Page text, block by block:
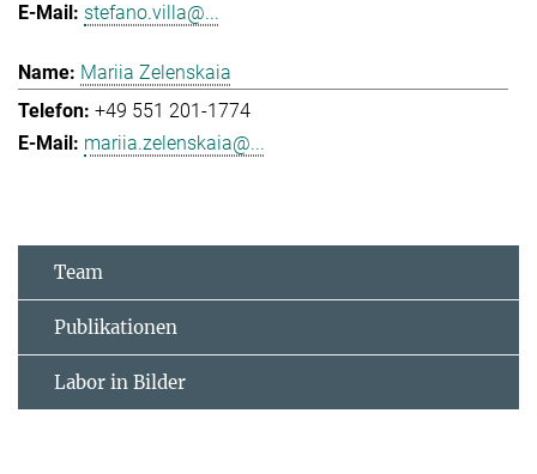
stefano.villa@...
Mariia Zelenskaia
+49 551 201-1774
mariia.zelenskaia@...
Team
Publikationen
Labor in Bilder